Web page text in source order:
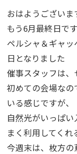
おはようございま
もう6月最終日で
ペルシャ＆ギャ
日となりました
催事スタッフは、
初めての会場なの
いる感じですが、
自然光がいっぱ
まく利用してくれ
今週末は、枚方